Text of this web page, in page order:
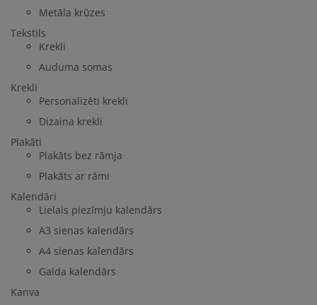
Metāla krūzes
Tekstils
Krekli
Auduma somas
Krekli
Personalizēti krekli
Dizaina krekli
Plakāti
Plakāts bez rāmja
Plakāts ar rāmi
Kalendāri
Lielais piezīmju kalendārs
A3 sienas kalendārs
A4 sienas kalendārs
Galda kalendārs
Kanva